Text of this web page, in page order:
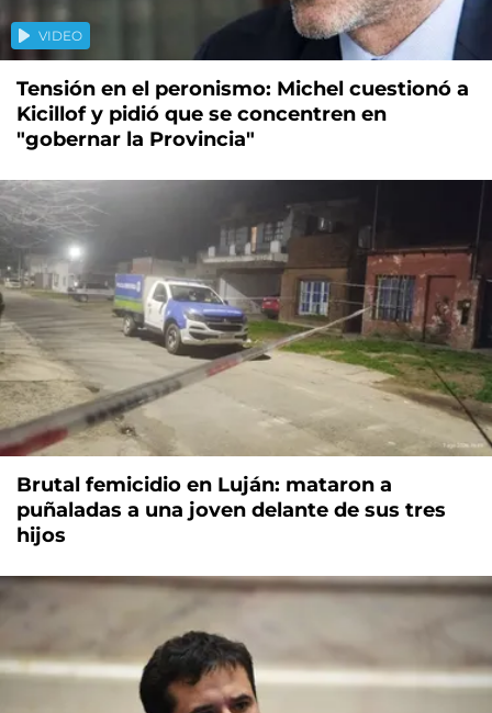
VIDEO
Tensión en el peronismo: Michel cuestionó a
Kicillof y pidió que se concentren en
"gobernar la Provincia"
Brutal femicidio en Luján: mataron a
puñaladas a una joven delante de sus tres
hijos